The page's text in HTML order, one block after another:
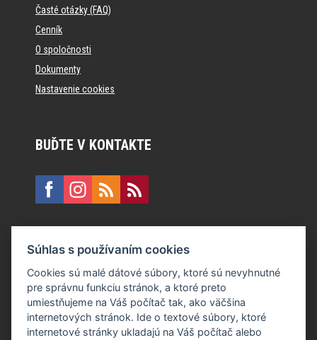
Časté otázky (FAQ)
Cenník
O spoločnosti
Dokumenty
Nastavenie cookies
BUĎTE V KONTAKTE
E:recepcia@formfactory.sk
Form Factory Slovakia s.r.o., Ružová dolina 480/6, 821 08
Bratislava
Súhlas s používaním cookies
Cookies sú malé dátové súbory, ktoré sú nevyhnutné
pre správnu funkciu stránok, a ktoré preto
umiestňujeme na Váš počítač tak, ako väčšina
internetových stránok. Ide o textové súbory, ktoré
internetové stránky ukladajú na Váš počítač alebo